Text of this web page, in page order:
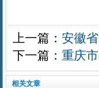
上一篇： 安徽
下一篇： 重庆
相关文章